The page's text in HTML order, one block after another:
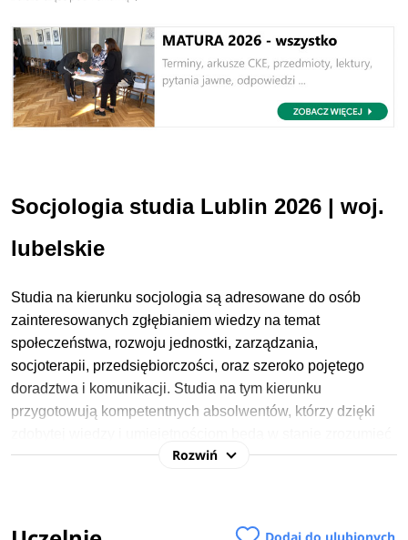
Socjologia studia Lublin 2026 | woj.
lubelskie
Studia na kierunku socjologia są adresowane do osób
zainteresowanych zgłębianiem wiedzy na temat
społeczeństwa, rozwoju jednostki, zarządzania,
socjoterapii, przedsiębiorczości, oraz szeroko pojętego
doradztwa i komunikacji. Studia na tym kierunku
przygotowują kompetentnych absolwentów, którzy dzięki
współczesne procesy społeczne, co pozwoli im aktywnie
mikrostruktury społeczne, socjologia komunikacji,
Rozwiń